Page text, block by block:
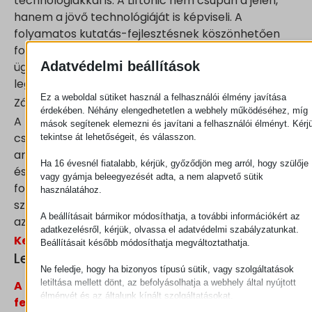
hanem a jövő technológiáját is képviseli. A
folyamatos kutatás-fejlesztésnek köszönhetően
folyamatosan újítanak és fejlesztenek, hogy
ügyfeleik mindig a legmodernebb és
legmegbízhatóbb megoldásokat kaphassák.
Záró gondolatok
A
Liftonic elektromos manipulátoroknem
csupán eszközök, hanem egy teljes megoldás,
amely segíti az ipari vállalkozásokat hatékonyabbá
és biztonságosabbá tenni munkafolyamataikat. A
folyamatos innováció és a felhasználók igényeinek
szem előtt tartása teszi ezt a márkát kiemelkedővé
az ipari eszközök piacán.
Keressen elérhetőségeinken.
Legutóbbi bejegyzések
A csővázas rendszer előnyei belső gyártósor-
fejlesztési projektekben
Adatvédelmi beállítások
Ez a weboldal sütiket használ a felhasználói élmény javítása
érdekében. Néhány elengedhetetlen a webhely működéséhez, míg
mások segítenek elemezni és javítani a felhasználói élményt.
tekintse át lehetőségeit, és válasszon.
Ha 16 évesnél fiatalabb, kérjük, győződjön meg arról, hogy szülője
vagy gyámja beleegyezését adta, a nem alapvető sütik
használatához.
A beállításait bármikor módosíthatja, a további információkért az
adatkezelésről, kérjük, olvassa el adatvédelmi szabályzatunkat.
Beállításait később módosíthatja megváltoztathatja.
Ne feledje, hogy ha bizonyos típusú sütik, vagy szolgáltatások
letiltása mellett dönt, az befolyásolhatja a webhely által nyújtott
élményét és az általunk kínált szolgáltatásokat.